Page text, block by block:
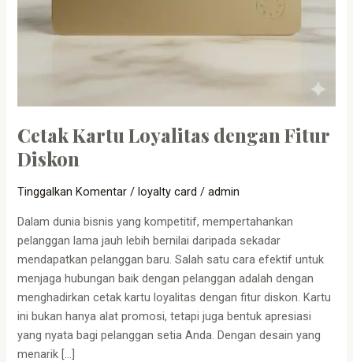
Cetak Kartu Loyalitas dengan Fitur
Diskon
Tinggalkan Komentar /loyalty card /admin
Dalam dunia bisnis yang kompetitif, mempertahankan
pelanggan lama jauh lebih bernilai daripada sekadar
mendapatkan pelanggan baru. Salah satu cara efektif untuk
menjaga hubungan baik dengan pelanggan adalah dengan
menghadirkan cetak kartu loyalitas dengan fitur diskon. Kartu
ini bukan hanya alat promosi, tetapi juga bentuk apresiasi
yang nyata bagi pelanggan setia Anda. Dengan desain yang
menarik […]